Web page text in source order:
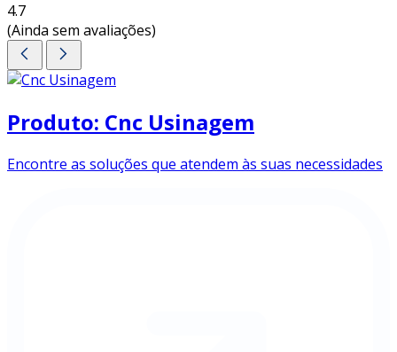
4.7
(Ainda sem avaliações)
Produto: Cnc Usinagem
Encontre as soluções que atendem às suas necessidades